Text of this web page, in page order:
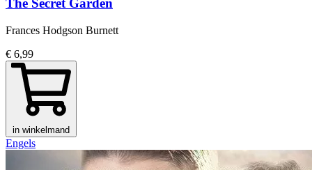
The Secret Garden
Frances Hodgson Burnett
€ 6,99
in winkelmand
Engels